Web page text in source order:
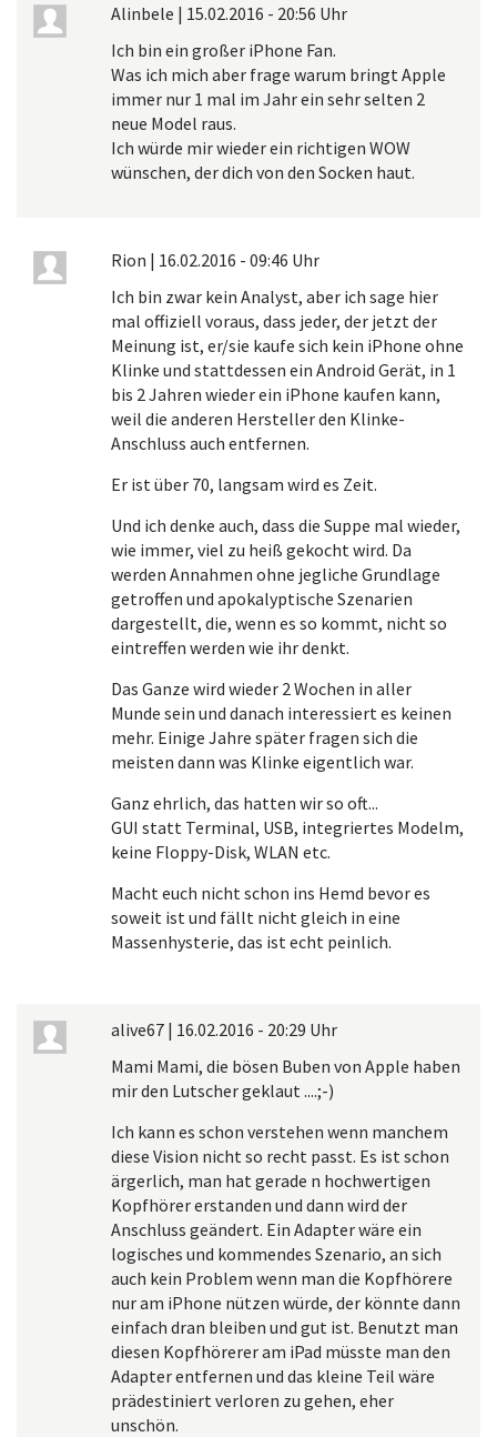
Alinbele | 15.02.2016 - 20:56 Uhr
Ich bin ein großer iPhone Fan.
Was ich mich aber frage warum bringt Apple
immer nur 1 mal im Jahr ein sehr selten 2
neue Model raus.
Ich würde mir wieder ein richtigen WOW
wünschen, der dich von den Socken haut.
Rion | 16.02.2016 - 09:46 Uhr
Ich bin zwar kein Analyst, aber ich sage hier
mal offiziell voraus, dass jeder, der jetzt der
Meinung ist, er/sie kaufe sich kein iPhone ohne
Klinke und stattdessen ein Android Gerät, in 1
bis 2 Jahren wieder ein iPhone kaufen kann,
weil die anderen Hersteller den Klinke-
Anschluss auch entfernen.
Er ist über 70, langsam wird es Zeit.
Und ich denke auch, dass die Suppe mal wieder,
wie immer, viel zu heiß gekocht wird. Da
werden Annahmen ohne jegliche Grundlage
getroffen und apokalyptische Szenarien
dargestellt, die, wenn es so kommt, nicht so
eintreffen werden wie ihr denkt.
Das Ganze wird wieder 2 Wochen in aller
Munde sein und danach interessiert es keinen
mehr. Einige Jahre später fragen sich die
meisten dann was Klinke eigentlich war.
Ganz ehrlich, das hatten wir so oft...
GUI statt Terminal, USB, integriertes Modelm,
keine Floppy-Disk, WLAN etc.
Macht euch nicht schon ins Hemd bevor es
soweit ist und fällt nicht gleich in eine
Massenhysterie, das ist echt peinlich.
alive67 | 16.02.2016 - 20:29 Uhr
Mami Mami, die bösen Buben von Apple haben
mir den Lutscher geklaut ....;-)
Ich kann es schon verstehen wenn manchem
diese Vision nicht so recht passt. Es ist schon
ärgerlich, man hat gerade n hochwertigen
Kopfhörer erstanden und dann wird der
Anschluss geändert. Ein Adapter wäre ein
logisches und kommendes Szenario, an sich
auch kein Problem wenn man die Kopfhörere
nur am iPhone nützen würde, der könnte dann
einfach dran bleiben und gut ist. Benutzt man
diesen Kopfhörerer am iPad müsste man den
Adapter entfernen und das kleine Teil wäre
prädestiniert verloren zu gehen, eher
unschön.